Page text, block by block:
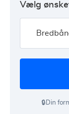
Vælg
🔒Din